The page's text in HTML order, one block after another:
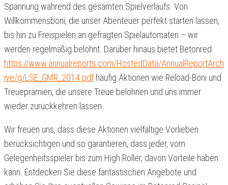
Spannung während des gesamten Spielverlaufs. Von
Willkommensboni, die unser Abenteuer perfekt starten lassen,
bis hin zu Freispielen an gefragten Spielautomaten – wir
werden regelmäßig belohnt. Darüber hinaus bietet Betonred
https://www.annualreports.com/HostedData/AnnualReportArch
ive/g/LSE_GMR_2014.pdfhäufig Aktionen wie Reload-Boni und
Treueprämien, die unsere Treue belohnen und uns immer
wieder zurückkehren lassen.
Wir freuen uns, dass diese Aktionen vielfältige Vorlieben
berücksichtigen und so garantieren, dass jeder, vom
Gelegenheitsspieler bis zum High Roller, davon Vorteile haben
kann. Entdecken Sie diese fantastischen Angebote und